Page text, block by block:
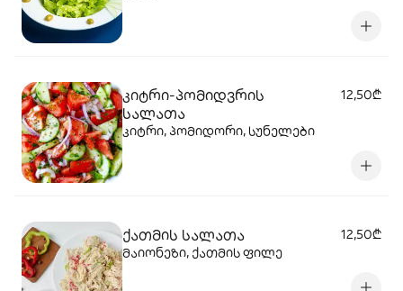
კიტრი-პომიდვრის
სალათა
12,50₾
კიტრი, პომიდორი, სუნელები
ქათმის სალათა
12,50₾
მაიონეზი, ქათმის ფილე